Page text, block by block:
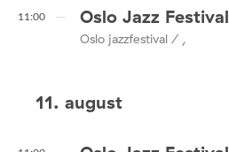
11:00 Oslo Jazz Festival
Oslo jazzfestival / ,
11. august